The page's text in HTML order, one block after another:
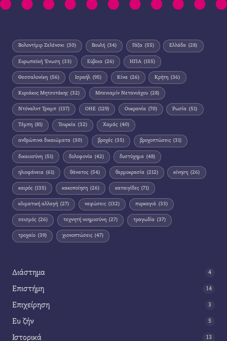
Βολοντίμιρ Ζελένσκι (30) Βουλή (34) Γάζα (55) Ελλάδα (28)
Ευρωπαϊκή Ένωση (33) Εύβοια (26) ΗΠΑ (155)
Θεσσαλονίκη (56) Ισραήλ (95) Κίνα (26) Κρήτη (36)
Κυριάκος Μητσοτάκης (32) Μπενιαμίν Νετανιάχου (28)
Ντόναλντ Τραμπ (137) ΟΗΕ (129) Ουκρανία (70) Ρωσία (51)
Τέμπη (81) Τουρκία (32) Χαμάς (40)
ανθρώπινα δικαιώματα (30) βροχές (35) βροχοπτώσεις (31)
δικαιοσύνη (51) δολοφονία (42) δυστύχημα (48)
ηλιοφάνεια (61) θάνατος (54) θερμοκρασία (212) κίνηση (26)
καιρός (135) κακοποίηση (26) καταιγίδες (71)
κλιματική αλλαγή (27) νεφώσεις (132) πυρκαγιά (33)
σεισμός (26) τεχνητή νοημοσύνη (27) τραγωδία (37)
τροχαίο (39) χιονοπτώσεις (47)
Διάστημα 4
Επιστήμη 14
Επιχείρηση 3
Ευ ζήν 5
Ιστορικά 13